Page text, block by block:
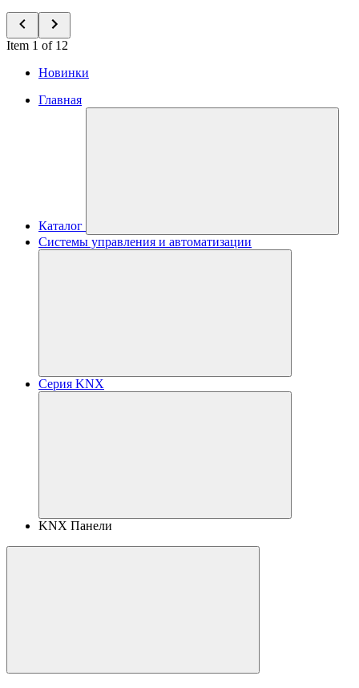
Item 1 of 12
Новинки
Главная
Каталог
Системы управления и автоматизации
Серия KNX
KNX Панели